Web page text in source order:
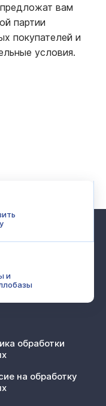
вам
партии
покупателей и
условия.
и
обработки
на обработку